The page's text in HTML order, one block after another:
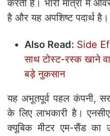
करती है। भारी मात्रा में
है और यह अपशिष्ट पदार्थ है।
Also Read: Side
साथ टोस्ट-रस्क खाने
बड़े नुकसान
यह अभूतपूर्व पहल कंपनी,
के लिए लाभकारी है।
क्यूबिक मीटर एम-सैंड का